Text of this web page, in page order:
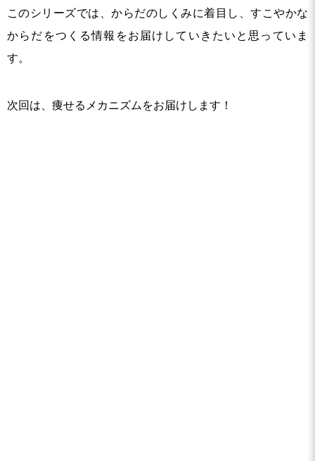
このシリーズでは、からだのしくみに着目し、すこやかな
からだをつくる情報をお届けしていきたいと思っていま
す。
次回は、痩せるメカニズムをお届けします！